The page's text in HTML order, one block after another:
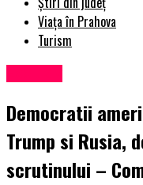
Viața în Prahova
Turism
Democratii
Trump si Rusia,
scrutinului –